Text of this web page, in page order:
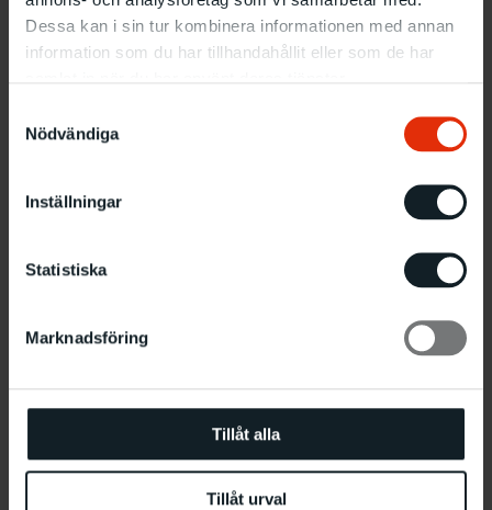
Dessa kan i sin tur kombinera informationen med annan
information som du har tillhandahållit eller som de har
Nödvändiga
Inställningar
Statistiska
Marknadsföring
Tillåt alla
Tillåt urval
Relaterade evenemang